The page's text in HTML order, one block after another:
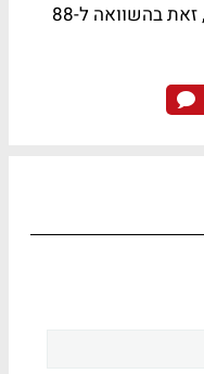
הפיקוח התנפחו ל-646 מיליון שקל, זאת בהשוואה ל-88